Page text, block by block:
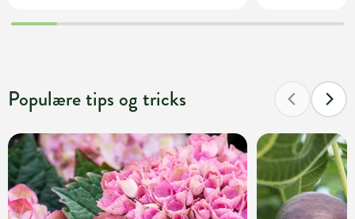
Populære tips og tricks